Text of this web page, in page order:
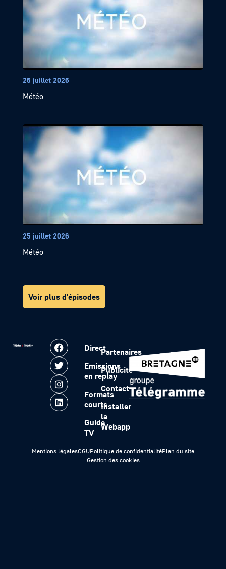
26 juillet 2026
Météo
25 juillet 2026
Météo
Voir plus d'épisodes
Direct
Emissions
en replay
Formats
courts
Guide
TV
Partenaires
Publicité
Contact
Installer
la
Webapp
Mentions légalesCGUPolitique de confidentialitéPlan du site
Gestion des cookies